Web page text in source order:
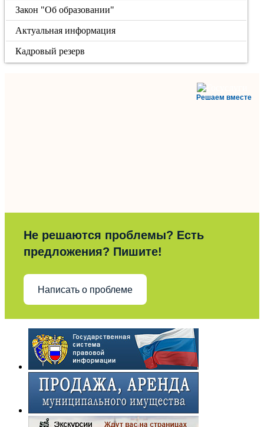
Закон "Об образовании"
Актуальная информация
Кадровый резерв
Решаем вместе
Не решаются проблемы? Есть
предложения? Пишите!
Написать о проблеме